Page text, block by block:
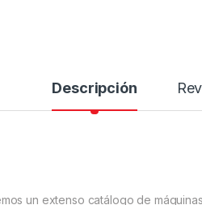
Descripción
un extenso catálogo de